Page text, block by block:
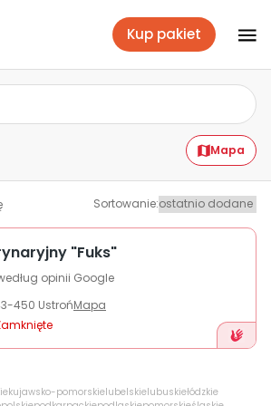
i kota
Kup pakiet
Mapa
Sortowanie:
"Fuks"
opinii Google
450 UstrońMapa
kujawsko-pomorskielubelskielubuskiełódzkie